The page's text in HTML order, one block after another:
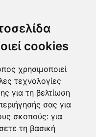
cookies
χρησιμοποιεί
τεχνολογίες
για τη βελτίωση
σας για
σκοπούς: για
τη βασική
08 2026
SNG Services
|Δήλωση
τα Cookies